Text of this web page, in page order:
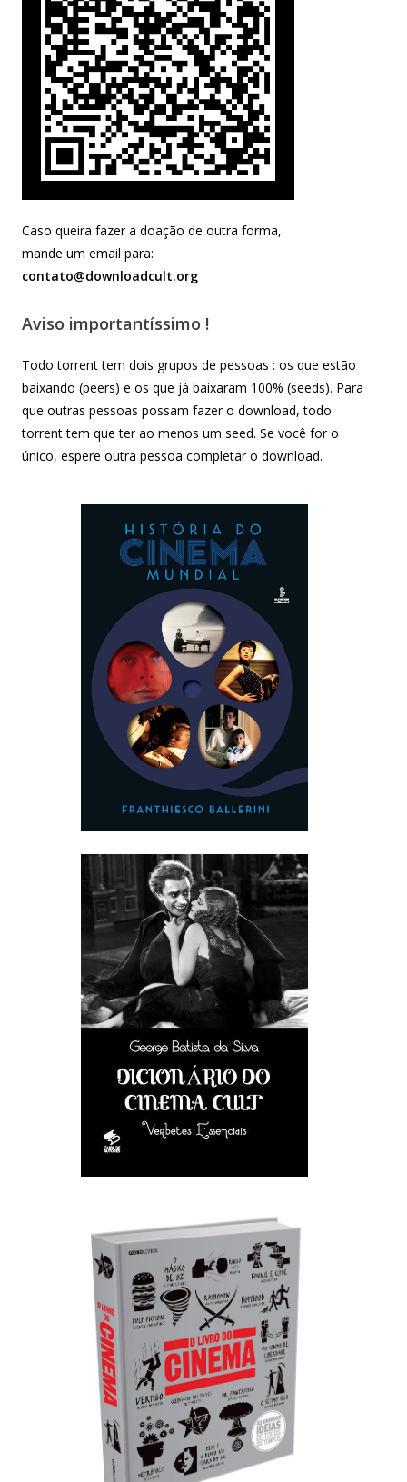
Caso queira fazer a doação de outra forma,
mande um email para:
contato@downloadcult.org
Aviso importantíssimo !
Todo torrent tem dois grupos de pessoas : os que estão
baixando (peers) e os que já baixaram 100% (seeds). Para
que outras pessoas possam fazer o download, todo
torrent tem que ter ao menos um seed. Se você for o
único, espere outra pessoa completar o download.